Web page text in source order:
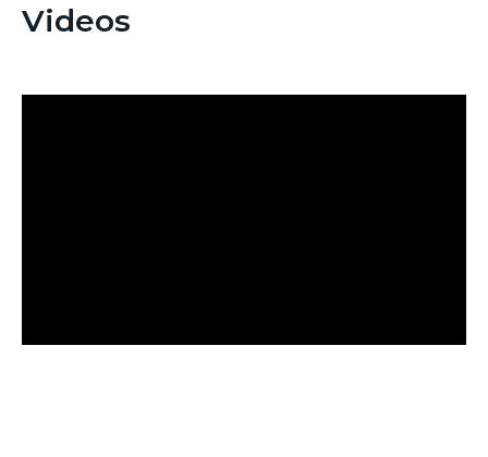
Videos